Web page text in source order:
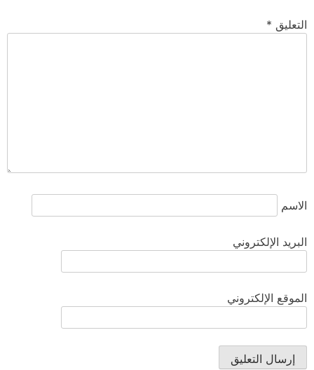
التعليق *
الاسم
البريد الإلكتروني
الموقع الإلكتروني